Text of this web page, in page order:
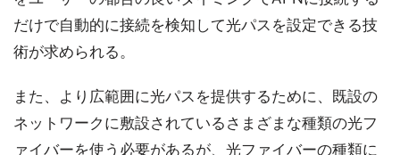
だけで自動的に接続を検知して光パスを設定できる技
術が求められる。
また、より広範囲に光パスを提供するために、既設の
ネットワークに敷設されているさまざまな種類の光フ
ァイバーを使う必要があるが、光ファイバーの種類に